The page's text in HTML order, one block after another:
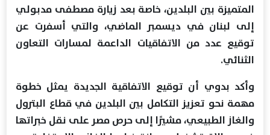
المتميزة بين البلدين، خاصة بعد زيارة مصطفى مدبولي
إلى لبنان في ديسمبر الماضي، والتي أسفرت عن
توقيع عدد من الاتفاقيات الداعمة لمسارات التعاون
الثنائي.
وأكد بدوي أن توقيع الاتفاقية الجديدة يمثل خطوة
مهمة نحو تعزيز التكامل بين البلدين في قطاع البترول
والغاز الطبيعي، مشيرًا إلى حرص مصر على نقل خبراتها